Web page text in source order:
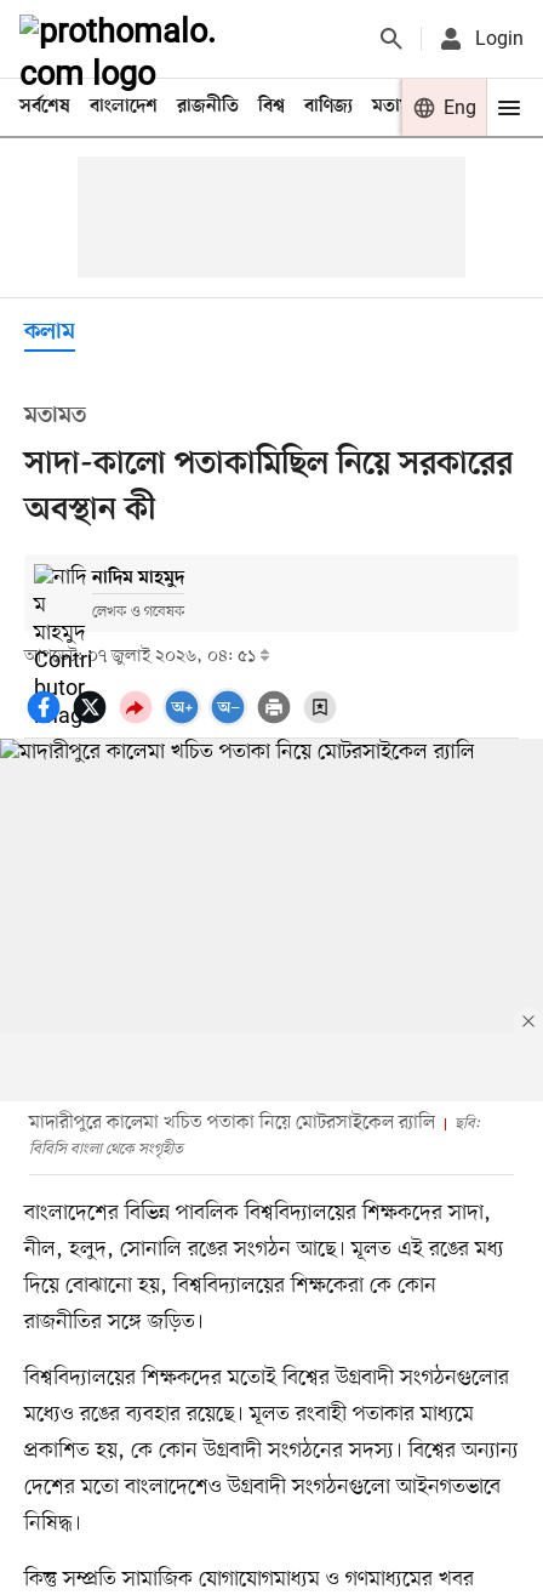
Login
সর্বশেষ বাংলাদেশ রাজনীতি বিশ্ব বাণিজ্য মতামত খেলা
Eng
কলাম
মতামত
সাদা-কালো পতাকামিছিল নিয়ে সরকারের
অবস্থান কী
নাদিম মাহমুদ
লেখক ও গবেষক
আপডেট: ০৭ জুলাই ২০২৬, ০৪: ৫১
মাদারীপুরে কালেমা খচিত পতাকা নিয়ে মোটরসাইকেল র‍্যালি
ছবি:
বিবিসি বাংলা থেকে সংগৃহীত
বাংলাদেশের বিভিন্ন পাবলিক বিশ্ববিদ্যালয়ের শিক্ষকদের সাদা,
নীল, হলুদ, সোনালি রঙের সংগঠন আছে। মূলত এই রঙের মধ্য
দিয়ে বোঝানো হয়, বিশ্ববিদ্যালয়ের শিক্ষকেরা কে কোন
রাজনীতির সঙ্গে জড়িত।
বিশ্ববিদ্যালয়ের শিক্ষকদের মতোই বিশ্বের উগ্রবাদী সংগঠনগুলোর
মধ্যেও রঙের ব্যবহার রয়েছে। মূলত রংবাহী পতাকার মাধ্যমে
প্রকাশিত হয়, কে কোন উগ্রবাদী সংগঠনের সদস্য। বিশ্বের অন্যান্য
দেশের মতো বাংলাদেশেও উগ্রবাদী সংগঠনগুলো আইনগতভাবে
নিষিদ্ধ।
কিন্তু সম্প্রতি সামাজিক যোগাযোগমাধ্যম ও গণমাধ্যমের খবর